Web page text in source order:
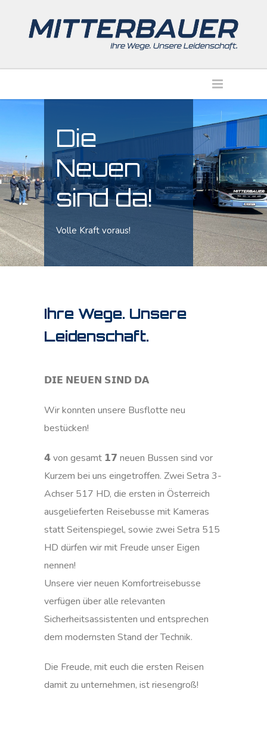
Die
Neuen
sind da!
Volle Kraft voraus!
Ihre Wege. Unsere
Leidenschaft.
𝗗𝗜𝗘 𝗡𝗘𝗨𝗘𝗡 𝗦𝗜𝗡𝗗 𝗗𝗔
Wir konnten unsere Busflotte neu
bestücken!
𝟰 von gesamt 𝟭𝟳 neuen Bussen sind vor
Kurzem bei uns eingetroffen. Zwei Setra 3-
Achser 517 HD, die ersten in Österreich
ausgelieferten Reisebusse mit Kameras
statt Seitenspiegel, sowie zwei Setra 515
HD dürfen wir mit Freude unser Eigen
nennen!
Unsere vier neuen Komfortreisebusse
verfügen über alle relevanten
Sicherheitsassistenten und entsprechen
dem modernsten Stand der Technik.
Die Freude, mit euch die ersten Reisen
damit zu unternehmen, ist riesengroß!